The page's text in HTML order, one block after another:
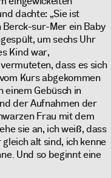
dachte: „Sie ist
Berck-sur-Mer ein Baby
um sechs Uhr
Kind war,
dass es sich
Kurs abgekommen
einem Gebüsch in
der Aufnahmen der
Frau mit dem
sie an, ich weiß, dass
alt sind, ich kenne
Und so beginnt eine